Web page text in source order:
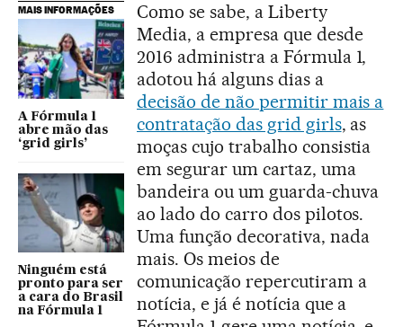
MAIS INFORMAÇÕES
A Fórmula 1
abre mão das
‘grid girls’
Ninguém está
pronto para ser
a cara do Brasil
na Fórmula 1
Como se sabe, a Liberty
Media, a empresa que desde
2016 administra a Fórmula 1,
adotou há alguns dias a
decisão de não permitir mais a
contratação das grid girls, as
moças cujo trabalho consistia
em segurar um cartaz, uma
bandeira ou um guarda-chuva
ao lado do carro dos pilotos.
Uma função decorativa, nada
mais. Os meios de
comunicação repercutiram a
notícia, e já é notícia que a